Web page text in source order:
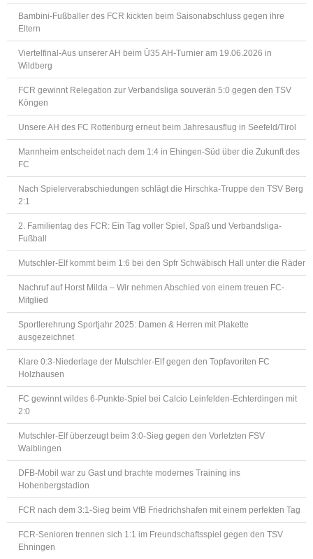
Bambini-Fußballer des FCR kickten beim Saisonabschluss gegen ihre
Eltern
Viertelfinal-Aus unserer AH beim Ü35 AH-Turnier am 19.06.2026 in
Wildberg
FCR gewinnt Relegation zur Verbandsliga souverän 5:0 gegen den TSV
Köngen
Unsere AH des FC Rottenburg erneut beim Jahresausflug in Seefeld/Tirol
Mannheim entscheidet nach dem 1:4 in Ehingen-Süd über die Zukunft des
FC
Nach Spielerverabschiedungen schlägt die Hirschka-Truppe den TSV Berg
2:1
2. Familientag des FCR: Ein Tag voller Spiel, Spaß und Verbandsliga-
Fußball
Mutschler-Elf kommt beim 1:6 bei den Spfr Schwäbisch Hall unter die Räder
Nachruf auf Horst Milda – Wir nehmen Abschied von einem treuen FC-
Mitglied
Sportlerehrung Sportjahr 2025: Damen & Herren mit Plakette
ausgezeichnet
Klare 0:3-Niederlage der Mutschler-Elf gegen den Topfavoriten FC
Holzhausen
FC gewinnt wildes 6-Punkte-Spiel bei Calcio Leinfelden-Echterdingen mit
2:0
Mutschler-Elf überzeugt beim 3:0-Sieg gegen den Vorletzten FSV
Waiblingen
DFB-Mobil war zu Gast und brachte modernes Training ins
Hohenbergstadion
FCR nach dem 3:1-Sieg beim VfB Friedrichshafen mit einem perfekten Tag
FCR-Senioren trennen sich 1:1 im Freundschaftsspiel gegen den TSV
Ehningen